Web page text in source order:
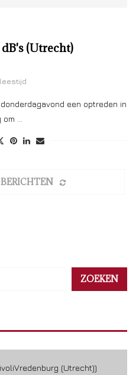
dB's (Utrecht)
een optreden in
…
ZOEKEN
(Utrecht))